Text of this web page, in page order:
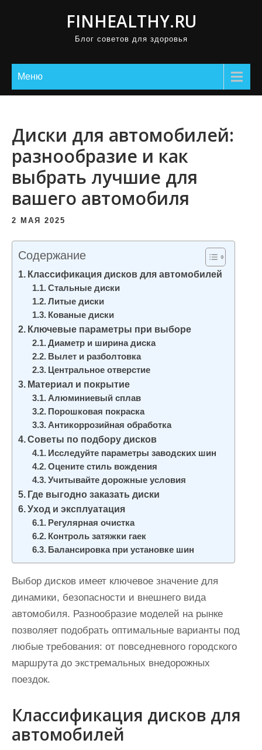
FINHEALTHY.RU
Блог советов для здоровья
Меню
Диски для автомобилей:
разнообразие и как
выбрать лучшие для
вашего автомобиля
2 МАЯ 2025
Содержание
Классификация дисков для автомобилей
Стальные диски
Литые диски
Кованые диски
Ключевые параметры при выборе
Диаметр и ширина диска
Вылет и разболтовка
Центральное отверстие
Материал и покрытие
Алюминиевый сплав
Порошковая покраска
Антикоррозийная обработка
Советы по подбору дисков
Исследуйте параметры заводских шин
Оцените стиль вождения
Учитывайте дорожные условия
Где выгодно заказать диски
Уход и эксплуатация
Регулярная очистка
Контроль затяжки гаек
Балансировка при установке шин
Выбор дисков имеет ключевое значение для
динамики, безопасности и внешнего вида
автомобиля. Разнообразие моделей на рынке
позволяет подобрать оптимальные варианты под
любые требования: от повседневного городского
маршрута до экстремальных внедорожных
поездок.
Классификация дисков для
автомобилей